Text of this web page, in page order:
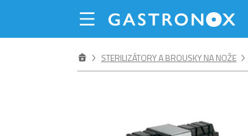
STERILIZÁTORY A BROUSKY NA NOŽE